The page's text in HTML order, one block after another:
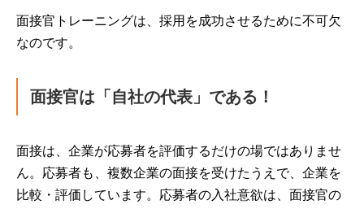
面接官トレーニングは、採用を成功させるために不可欠
なのです。
面接官は「自社の代表」である！
面接は、企業が応募者を評価するだけの場ではありませ
ん。応募者も、複数企業の面接を受けたうえで、企業を
比較・評価しています。応募者の入社意欲は、面接官の